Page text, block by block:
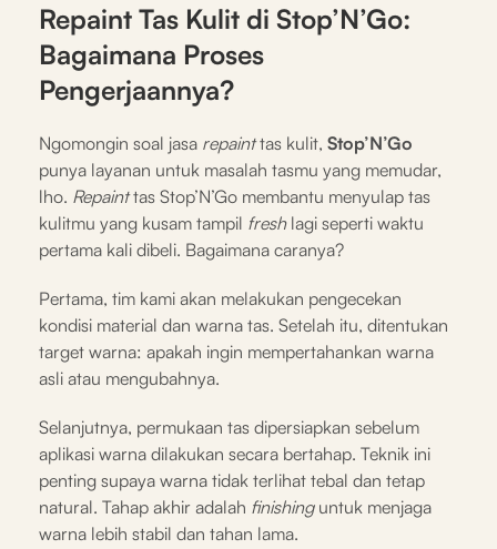
Repaint Tas Kulit di Stop’N’Go:
Bagaimana Proses
Pengerjaannya?
Ngomongin soal jasa repainttas kulit, Stop’N’Go
punya layanan untuk masalah tasmu yang memudar,
lho. Repainttas Stop’N’Go membantu menyulap tas
kulitmu yang kusam tampil freshlagi seperti waktu
pertama kali dibeli. Bagaimana caranya?
Pertama, tim kami akan melakukan pengecekan
kondisi material dan warna tas. Setelah itu, ditentukan
target warna: apakah ingin mempertahankan warna
asli atau mengubahnya.
Selanjutnya, permukaan tas dipersiapkan sebelum
aplikasi warna dilakukan secara bertahap. Teknik ini
penting supaya warna tidak terlihat tebal dan tetap
natural. Tahap akhir adalah finishinguntuk menjaga
warna lebih stabil dan tahan lama.